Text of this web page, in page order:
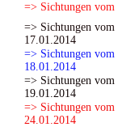
=> Sichtungen vom
=> Sichtungen vom
17.01.2014
=> Sichtungen vom
18.01.2014
=> Sichtungen vom
19.01.2014
=> Sichtungen vom
24.01.2014